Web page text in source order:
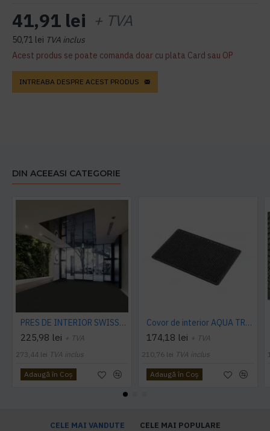
41,91 lei + TVA
50,71 lei TVA inclus
Acest produs se poate comanda doar cu plata Card sau OP
INTREABA DESPRE ACEST PRODUS
DIN ACEEASI CATEGORIE
PRES DE INTERIOR SWISSLON CLASSIC, NOTRAX
225,98 lei + TVA
273,44 lei TVA inclus
Adaugă în Coş
Covor de interior AQUA TRAP
174,18 lei + TVA
210,76 lei TVA inclus
Adaugă în Coş
CELE MAI VANDUTE CELE MAI POPULARE